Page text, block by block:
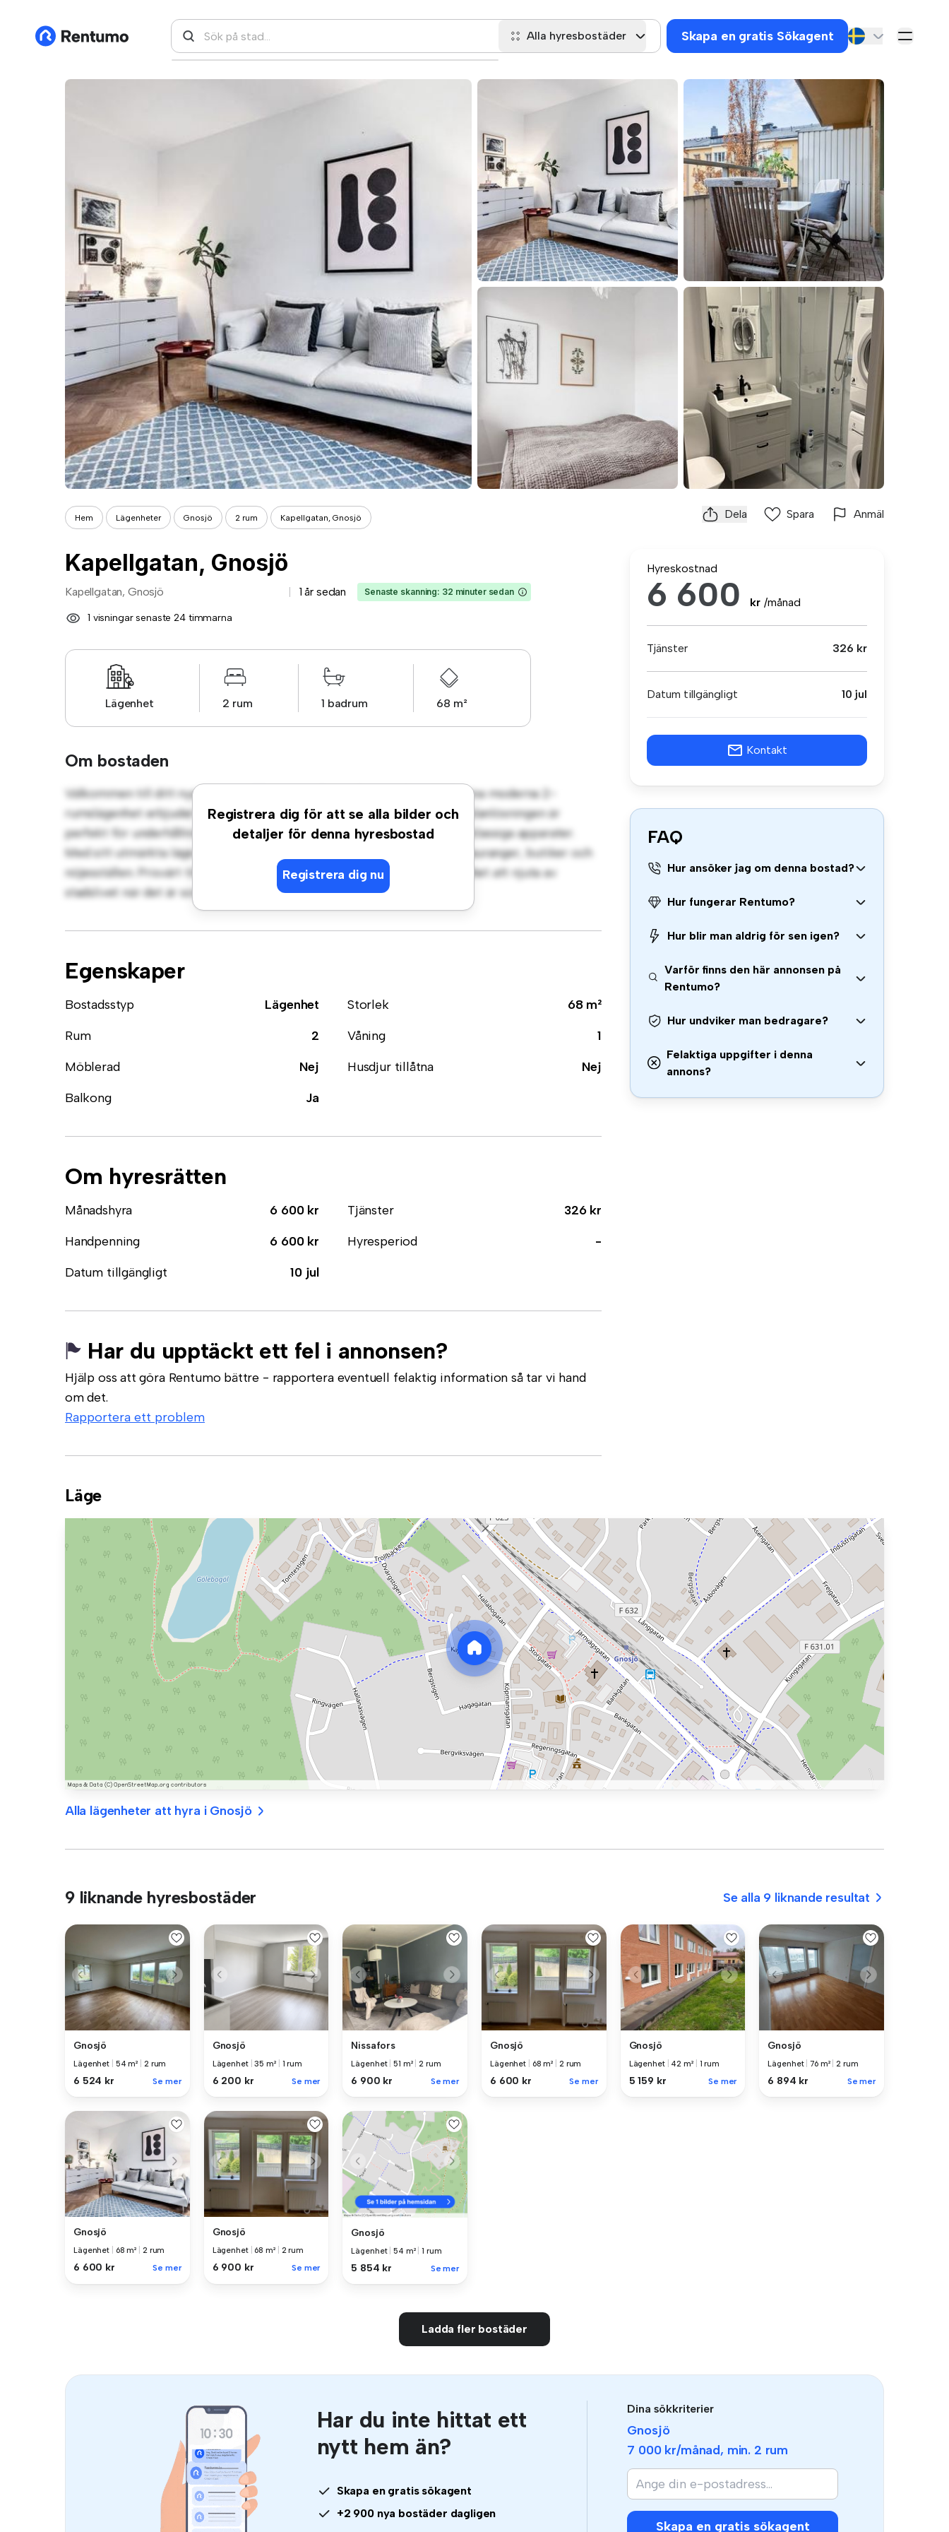
Alla hyresbostäder Skapa en gratis Sökagent
Hem Lägenheter Gnosjö 2 rum Kapellgatan, Gnosjö Dela Spara Anmäl
Kapellgatan, Gnosjö
Kapellgatan, Gnosjö 1 år sedan Senaste skanning: 32 minuter sedan
1 visningar senaste 24 timmarna
Lägenhet 2 rum 1 badrum 68 m²
Om bostaden
Registrera dig för att se alla bilder och
detaljer för denna hyresbostad
Registrera dig nu
Välkommen till ditt nya urbana tillflyktsort på Kapellgatan, Gnosjö! Denna moderna 2-
rumslägenhet erbjuder ett elegant och mysigt vardagsrum. Den öppna planlösningen är
perfekt för underhållning, och det eleganta köket är utrustat med förstklassiga apparater.
Med sitt utmärkta läge ligger du bara några steg från stadens bästa restauranger, butiker och
nöjesställen. Prisvärt till 6 600 kr är denna lägenhet en fantastisk möjlighet att njuta av
stadslivet när det är som bäst. Missa inte det – boka en visning idag!
Egenskaper
Bostadsstyp Lägenhet Storlek
68 m²
Rum
2 Våning
1
Möblerad
Nej Husdjur tillåtna
Nej
Balkong
Ja
Om hyresrätten
Månadshyra 6 600 kr Tjänster
326 kr
Handpenning
6 600 kr Hyresperiod
-
Datum tillgängligt
10 jul
Har du upptäckt ett fel i annonsen?
Hjälp oss att göra Rentumo bättre - rapportera eventuell felaktig information så tar vi hand
om det.
Rapportera ett problem
Hyreskostnad
6 600 kr /månad
Tjänster 326 kr
Datum tillgängligt 10 jul
Kontakt
FAQ
Hur ansöker jag om denna bostad?
Hur fungerar Rentumo?
Hur blir man aldrig för sen igen?
Varför finns den här annonsen på
Rentumo?
Hur undviker man bedragare?
Felaktiga uppgifter i denna
annons?
Läge
Alla lägenheter att hyra i Gnosjö
9 liknande hyresbostäder Se alla 9 liknande resultat
Gnosjö
Lägenhet 54 m² 2 rum
6 524 kr Se mer
Gnosjö
Lägenhet |35 m² 1 rum
6 200 kr Se mer
Nissafors
Lägenhet |51 m² |2 rum
6 900 kr Se mer
Gnosjö
Lägenhet 68 m² 2 rum
6 600 kr Se mer
Gnosjö
Lägenhet 42 m² 1 rum
5 159 kr Se mer
Gnosjö
Lägenhet |76 m² |2 rum
6 894 kr Se mer
Gnosjö
Lägenhet 68 m² 2 rum
6 600 kr Se mer
Gnosjö
Lägenhet 68 m² 2 rum
6 900 kr Se mer
Gnosjö
Lägenhet |54 m² |1 rum
5 854 kr Se mer
Ladda fler bostäder
Har du inte hittat ett
nytt hem än?
Skapa en gratis sökagent
+2 900 nya bostäder dagligen
Dina sökkriterier
Gnosjö
7 000 kr/månad, min. 2 rum
Skapa en gratis sökagent